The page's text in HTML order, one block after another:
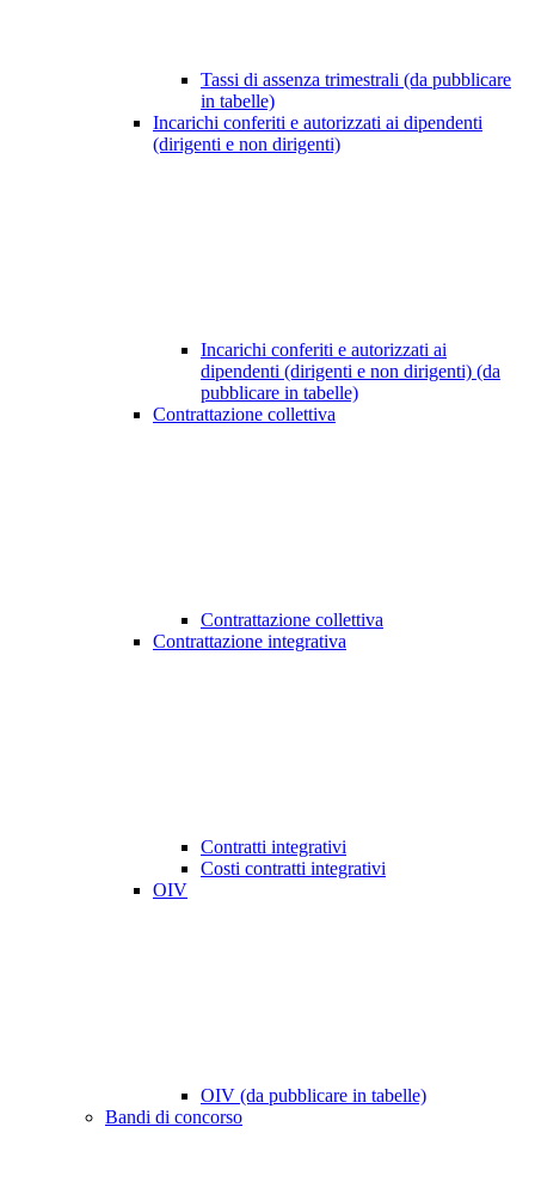
Tassi di assenza trimestrali (da pubblicare
in tabelle)
Incarichi conferiti e autorizzati ai dipendenti
(dirigenti e non dirigenti)
Incarichi conferiti e autorizzati ai
dipendenti (dirigenti e non dirigenti) (da
pubblicare in tabelle)
Contrattazione collettiva
Contrattazione collettiva
Contrattazione integrativa
Contratti integrativi
Costi contratti integrativi
OIV
OIV (da pubblicare in tabelle)
Bandi di concorso